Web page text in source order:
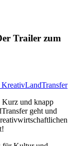
Trailer zum
Kurz und knapp
geht und